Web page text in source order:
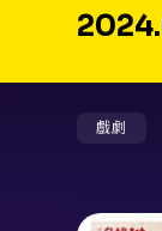
戲劇